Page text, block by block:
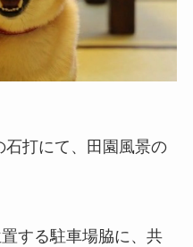
打にて、田園風景の
する駐車場脇に、共